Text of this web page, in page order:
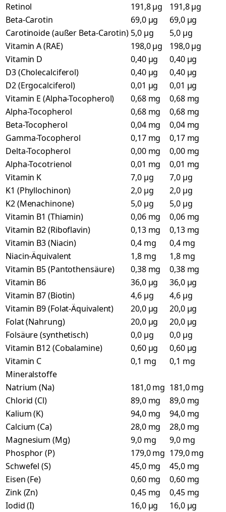
Retinol
191,8 µg
191,8 µg
Beta-Carotin
69,0 µg
69,0 µg
Carotinoide (außer Beta-Carotin) 5,0 µg
5,0 µg
Vitamin A (RAE)
198,0 µg
198,0 µg
Vitamin D
0,40 µg
0,40 µg
D3 (Cholecalciferol)
0,40 µg
0,40 µg
D2 (Ergocalciferol)
0,01 µg
0,01 µg
Vitamin E (Alpha-Tocopherol)
0,68 mg
0,68 mg
Alpha-Tocopherol
0,68 mg
0,68 mg
Beta-Tocopherol
0,04 mg
0,04 mg
Gamma-Tocopherol
0,17 mg
0,17 mg
Delta-Tocopherol
0,00 mg
0,00 mg
Alpha-Tocotrienol
0,01 mg
0,01 mg
Vitamin K
7,0 µg
7,0 µg
K1 (Phyllochinon)
2,0 µg
2,0 µg
K2 (Menachinone)
5,0 µg
5,0 µg
Vitamin B1 (Thiamin)
0,06 mg
0,06 mg
Vitamin B2 (Riboflavin)
0,13 mg
0,13 mg
Vitamin B3 (Niacin)
0,4 mg
0,4 mg
Niacin-Äquivalent
1,8 mg
1,8 mg
Vitamin B5 (Pantothensäure)
0,38 mg
0,38 mg
Vitamin B6
36,0 µg
36,0 µg
Vitamin B7 (Biotin)
4,6 µg
4,6 µg
Vitamin B9 (Folat-Äquivalent)
20,0 µg
20,0 µg
Folat (Nahrung)
20,0 µg
20,0 µg
Folsäure (synthetisch)
0,0 µg
0,0 µg
Vitamin B12 (Cobalamine)
0,60 µg
0,60 µg
Vitamin C
0,1 mg
0,1 mg
Mineralstoffe
Natrium (Na)
181,0 mg 181,0 mg
Chlorid (Cl)
89,0 mg
89,0 mg
Kalium (K)
94,0 mg
94,0 mg
Calcium (Ca)
28,0 mg
28,0 mg
Magnesium (Mg)
9,0 mg
9,0 mg
Phosphor (P)
179,0 mg 179,0 mg
Schwefel (S)
45,0 mg
45,0 mg
Eisen (Fe)
0,60 mg
0,60 mg
Zink (Zn)
0,45 mg
0,45 mg
Iodid (I)
16,0 µg
16,0 µg